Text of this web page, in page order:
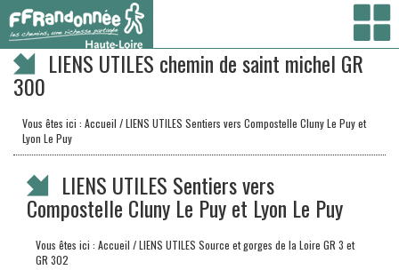
Vous êtes ici :Accueil/ LIENS UTILES chemin de saint michel GR 300
LIENS UTILES chemin de saint michel GR
300
Vous êtes ici : Accueil / LIENS UTILES Sentiers vers Compostelle Cluny Le Puy et
Lyon Le Puy
LIENS UTILES Sentiers vers
Compostelle Cluny Le Puy et Lyon Le Puy
Vous êtes ici : Accueil / LIENS UTILES Source et gorges de la Loire GR 3 et
GR 302